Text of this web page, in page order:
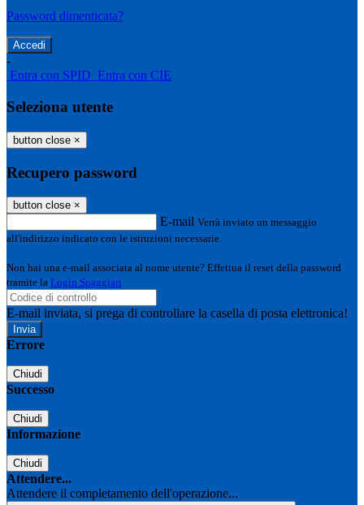
Password dimenticata?
-
Entra con SPID Entra con CIE
Seleziona utente
button close ×
Recupero password
button close ×
E-mail Verrà inviato un messaggio
all'indirizzo indicato con le istruzioni necessarie.
Non hai una e-mail associata al nome utente? Effettua il reset della password
tramite la Login Spaggiari
E-mail inviata, si prega di controllare la casella di posta elettronica!
Errore
Chiudi
Successo
Chiudi
Informazione
Chiudi
Attendere...
Attendere il completamento dell'operazione...